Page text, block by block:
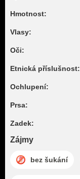
Hmotnost:
Vlasy:
Oči:
Etnická příslušnost:
Ochlupení:
Prsa:
Zadek:
Zájmy
bez šukání